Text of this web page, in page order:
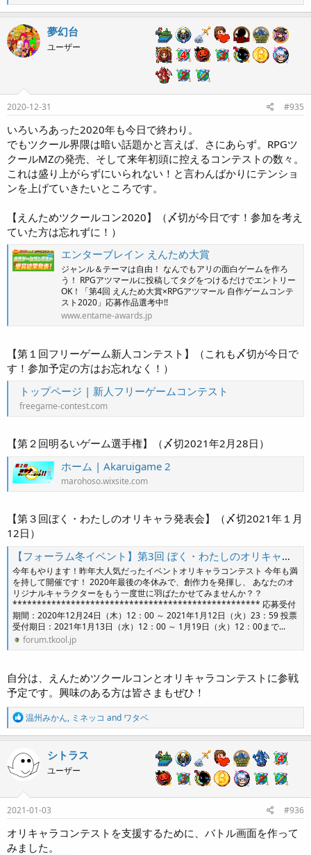
e
a
c
t
i
o
:
夢幻台
ユーザー
2020-12-31 #935
いろいろあった2020年も今日で終わり。
でもツクール界隈は暗い話題かと言えば、さにあらず。RPGツ
クールMZの発売、そして来年初頭に控えるコンテストの数々。
これは盛り上がらずにいられない！と言わんばかりにテンショ
ンを上げていきたいところです。
【えんためツクールコン2020】（〆切が今日です！参加を考え
ていた方は忘れずに！）
エンターブレイン えんため大賞
ジャンル＆テーマは自由！ なんでもアリの面白ゲームを作ろ
う！ RPGアツマールに投稿してタグをつけるだけでエントリー
OK！「第4回 えんため大賞×RPGアツマール 自作ゲームコンテ
スト2020」応募作品選考中!!
www.entame-awards.jp
【第１回フリーゲーム新人コンテスト】（これも〆切が今日で
す！参加予定の方はお忘れなく！）
トップページ | 新人フリーゲームコンテスト
freegame-contest.com
【第２回明るいゲーム選手権】（〆切2021年2月28日）
ホーム | Akaruigame 2
marohoso.wixsite.com
【第３回ぼく・わたしのオリキャラ発表会】（〆切2021年１月
12日）
【フォーラム冬イベント】第3回 ぼく・わたしのオリキャラ発表会♪ 詳細告知スレッド※追記あり
今年もやります！昨年大人気だったイベントオリキャラコンテスト 今年も満
を持して開催です！ 2020年最後の冬休みで、創作力を発揮し、 あなたのオ
リジナルキャラクターをもう一度世に羽ばたかせてみませんか？？
*************************************************** 応募受付
期間：2020年12月24日（木）12：00 ～ 2021年1月12日（火）23：59 投票
受付期日：2021年1月13日（水）12：00 ～ 1月19日（火）12：00まで...
forum.tkool.jp
自分は、えんためツクールコンとオリキャラコンテストに参戦
予定です。興味のある方は皆さまもぜひ！
R
e
a
t
i
n
温州みかん, ミネッコ and ワタベ
シトラス
ユーザー
2021-01-03 #936
オリキャラコンテストを支援するために、バトル画面を作って
みました。